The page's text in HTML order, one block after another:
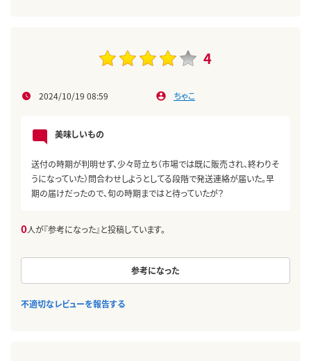
4
2024/10/19 08:59 ちゃこ
美味しいもの
送付の時期が判明せず、少々苛立ち（市場では既に販売され、終わりそ
うになっていた）問合わせしようとしてる段階で発送連絡が届いた。早
期の届けだったので、旬の時期まではと待っていたが？
0人が『参考になった』と投稿しています。
参考になった
不適切なレビューを報告する